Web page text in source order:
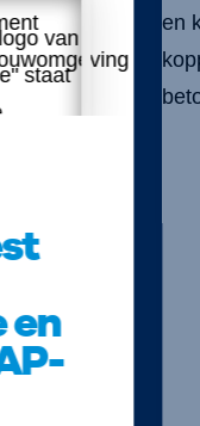
en